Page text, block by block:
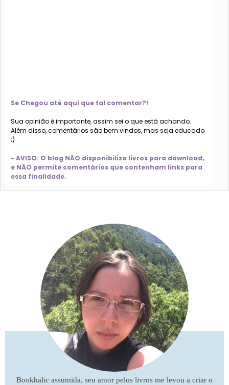
Se Chegou até aqui que tal comentar?!
Sua opinião é importante, assim sei o que está achando.
Além disso, comentários são bem vindos, mas seja educado
;)
- AVISO: O blog NÃO disponibiliza livros para download,
e NÃO permite comentários que contenham links para
essa finalidade.
Bookhalic assumida, seu amor pelos livros me levou a criar o